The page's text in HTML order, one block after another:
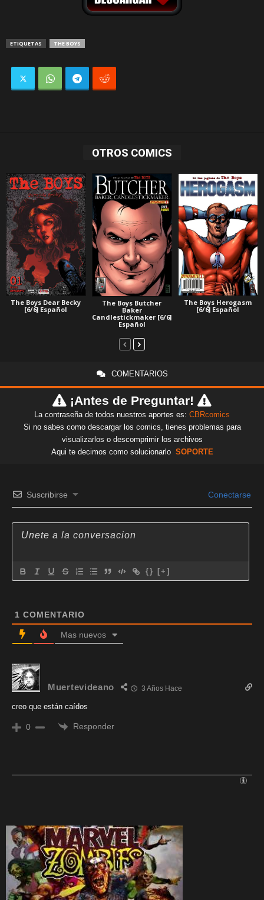
ETIQUETAS THE BOYS
OTROS COMICS
The Boys Dear Becky
[6/6] Español
The Boys Butcher
Baker
Candlestickmaker [6/6]
Español
The Boys Herogasm
[6/6] Español
COMENTARIOS
¡Antes de Preguntar!
La contraseña de todos nuestros aportes es: CBRcomics
Si no sabes como descargar los comics, tienes problemas para
visualizarlos o descomprimir los archivos
Aqui te decimos como solucionarlo SOPORTE
Suscribirse Conectarse
{} [+]
1 COMENTARIO
Mas nuevos
Muertevideano 3 Años Hace
creo que están caídos
0 Responder